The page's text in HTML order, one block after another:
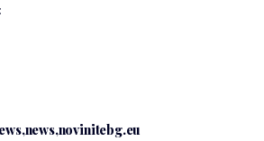
news novinitebg.eu